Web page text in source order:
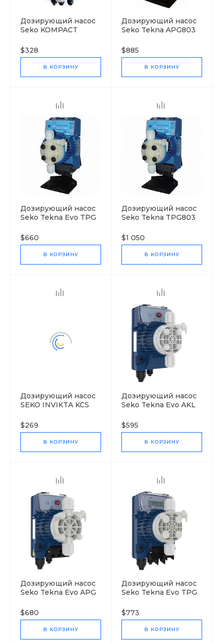
Дозирующий насос
Seko KOMPACT
уровня)
$328
В КОРЗИНУ
Дозирующий насос
Seko Tekna APG803
$885
В КОРЗИНУ
Дозирующий насос
Seko Tekna Evo TPG
$660
В КОРЗИНУ
Дозирующий насос
Seko Tekna TPG803
$1 050
В КОРЗИНУ
Дозирующий насос
SEKO INVIKTA KCS
$269
В КОРЗИНУ
Дозирующий насос
Seko Tekna Evo AKL
$595
В КОРЗИНУ
Дозирующий насос
Seko Tekna Evo APG
$680
В КОРЗИНУ
Дозирующий насос
Seko Tekna Evo TPG
$773
В КОРЗИНУ